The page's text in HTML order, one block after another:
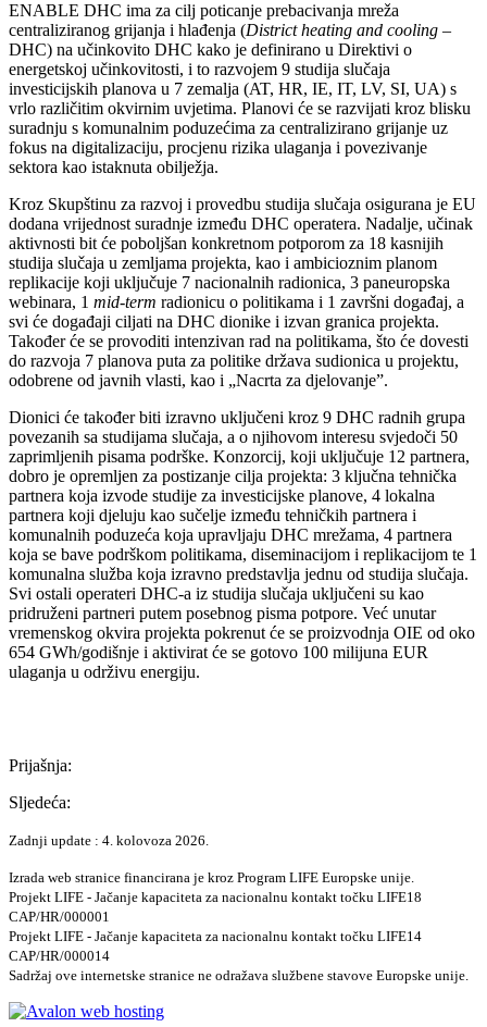
ENABLE DHC ima za cilj poticanje prebacivanja mreža
centraliziranog grijanja i hlađenja (District heating and cooling –
DHC) na učinkovito DHC kako je definirano u Direktivi o
energetskoj učinkovitosti, i to razvojem 9 studija slučaja
investicijskih planova u 7 zemalja (AT, HR, IE, IT, LV, SI, UA) s
vrlo različitim okvirnim uvjetima. Planovi će se razvijati kroz blisku
suradnju s komunalnim poduzećima za centralizirano grijanje uz
fokus na digitalizaciju, procjenu rizika ulaganja i povezivanje
sektora kao istaknuta obilježja.
Kroz Skupštinu za razvoj i provedbu studija slučaja osigurana je EU
dodana vrijednost suradnje između DHC operatera. Nadalje, učinak
aktivnosti bit će poboljšan konkretnom potporom za 18 kasnijih
studija slučaja u zemljama projekta, kao i ambicioznim planom
replikacije koji uključuje 7 nacionalnih radionica, 3 paneuropska
webinara, 1 mid-term radionicu o politikama i 1 završni događaj, a
svi će događaji ciljati na DHC dionike i izvan granica projekta.
Također će se provoditi intenzivan rad na politikama, što će dovesti
do razvoja 7 planova puta za politike država sudionica u projektu,
odobrene od javnih vlasti, kao i „Nacrta za djelovanje”.
Dionici će također biti izravno uključeni kroz 9 DHC radnih grupa
povezanih sa studijama slučaja, a o njihovom interesu svjedoči 50
zaprimljenih pisama podrške. Konzorcij, koji uključuje 12 partnera,
dobro je opremljen za postizanje cilja projekta: 3 ključna tehnička
partnera koja izvode studije za investicijske planove, 4 lokalna
partnera koji djeluju kao sučelje između tehničkih partnera i
komunalnih poduzeća koja upravljaju DHC mrežama, 4 partnera
koja se bave podrškom politikama, diseminacijom i replikacijom te 1
komunalna služba koja izravno predstavlja jednu od studija slučaja.
Svi ostali operateri DHC-a iz studija slučaja uključeni su kao
pridruženi partneri putem posebnog pisma potpore. Već unutar
vremenskog okvira projekta pokrenut će se proizvodnja OIE od oko
654 GWh/godišnje i aktivirat će se gotovo 100 milijuna EUR
ulaganja u održivu energiju.
Prijašnja:
Sljedeća:
Zadnji update : 4. kolovoza 2026.
Izrada web stranice financirana je kroz Program LIFE Europske unije.
Projekt LIFE - Jačanje kapaciteta za nacionalnu kontakt točku LIFE18
CAP/HR/000001
Projekt LIFE - Jačanje kapaciteta za nacionalnu kontakt točku LIFE14
CAP/HR/000014
Sadržaj ove internetske stranice ne odražava službene stavove Europske unije.